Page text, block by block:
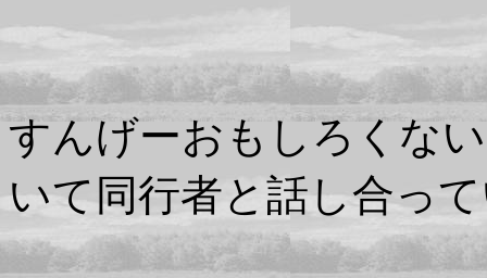
ると
すんげーおもしろくな
いて同行者と話し合っ
ときに